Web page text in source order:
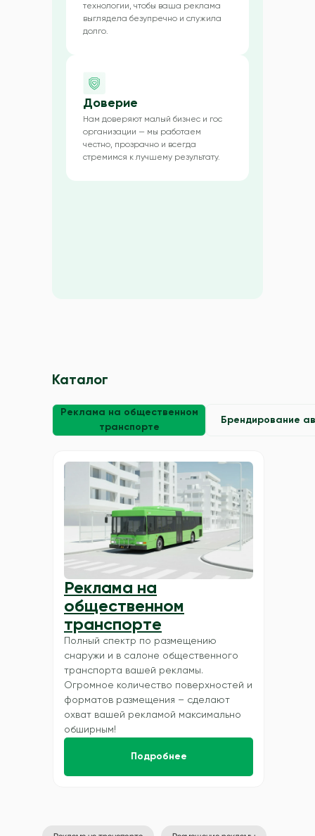
технологии, чтобы ваша реклама
выглядела безупречно и служила
долго.
Доверие
Нам доверяют малый бизнес и гос
организации — мы работаем
честно, прозрачно и всегда
стремимся к лучшему результату.
Каталог
Реклама на общественном
транспорте
Брендирование
Реклама на
общественном
транспорте
Полный спектр по размещению
снаружи и в салоне общественного
транспорта вашей рекламы.
Огромное количество поверхностей и
форматов размещения – сделают
охват вашей рекламой максимально
обширным!
Подробнее